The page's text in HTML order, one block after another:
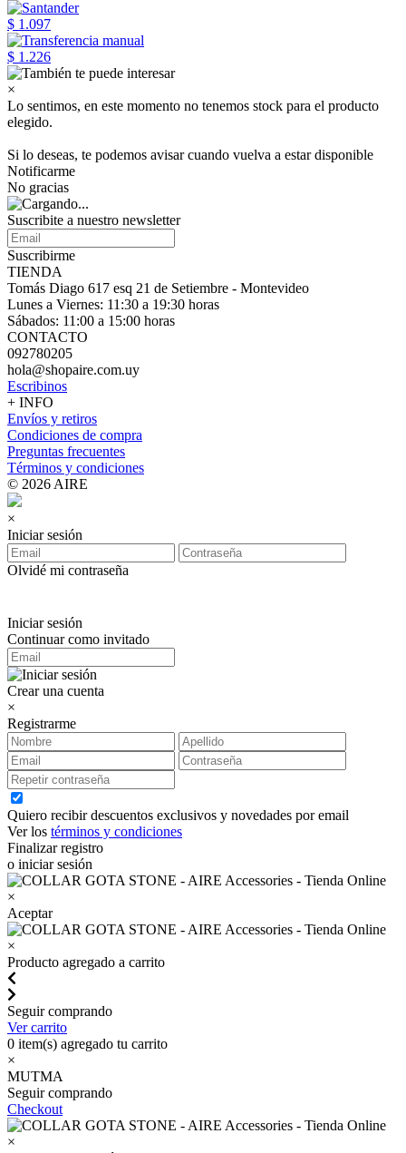
$ 1.097
$ 1.226
×
Lo sentimos, en este momento no tenemos stock para el producto
elegido.
Si lo deseas, te podemos avisar cuando vuelva a estar disponible
Notificarme
No gracias
Suscribite a nuestro newsletter
Suscribirme
TIENDA
Tomás Diago 617 esq 21 de Setiembre - Montevideo
Lunes a Viernes: 11:30 a 19:30 horas
Sábados: 11:00 a 15:00 horas
CONTACTO
092780205
hola@shopaire.com.uy
Escribinos
+ INFO
Envíos y retiros
Condiciones de compra
Preguntas frecuentes
Términos y condiciones
© 2026 AIRE
×
Iniciar sesión
Olvidé mi contraseña
Iniciar sesión
Continuar como invitado
Crear una cuenta
×
Registrarme
Quiero recibir descuentos exclusivos y novedades por email
Ver los términos y condiciones
Finalizar registro
o iniciar sesión
×
Aceptar
×
Producto agregado a carrito
Seguir comprando
Ver carrito
0 item(s) agregado tu carrito
×
MUTMA
Seguir comprando
Checkout
×